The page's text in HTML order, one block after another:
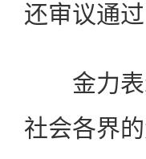
还审议通
金力表
社会各界